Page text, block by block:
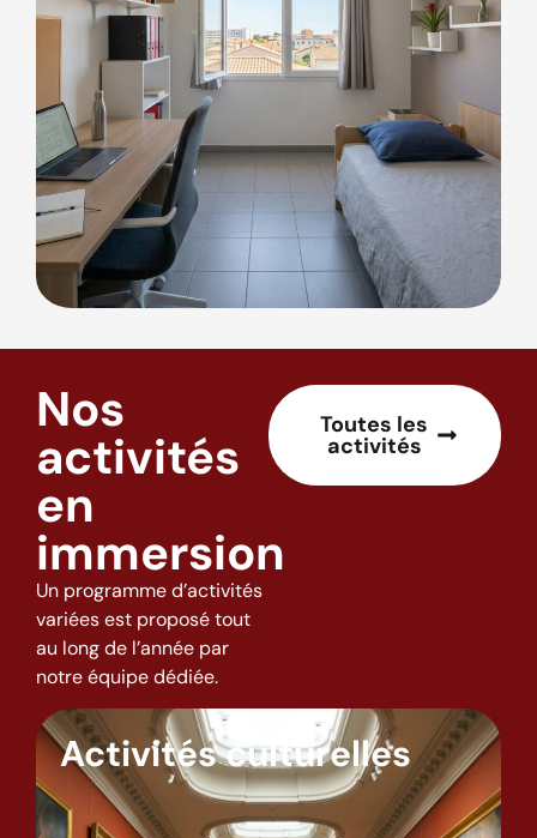
Nos
activités
en
immersion
Un programme d’activités
variées est proposé tout
au long de l’année par
notre équipe dédiée.
Toutes les
activités
Activités culturelles